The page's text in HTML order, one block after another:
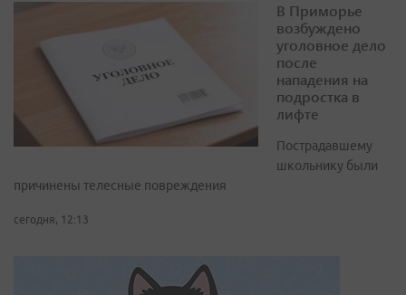
В Приморье
возбуждено
уголовное дело
после
нападения на
подростка в
лифте
Пострадавшему
школьнику были
причинены телесные повреждения
сегодня, 12:13